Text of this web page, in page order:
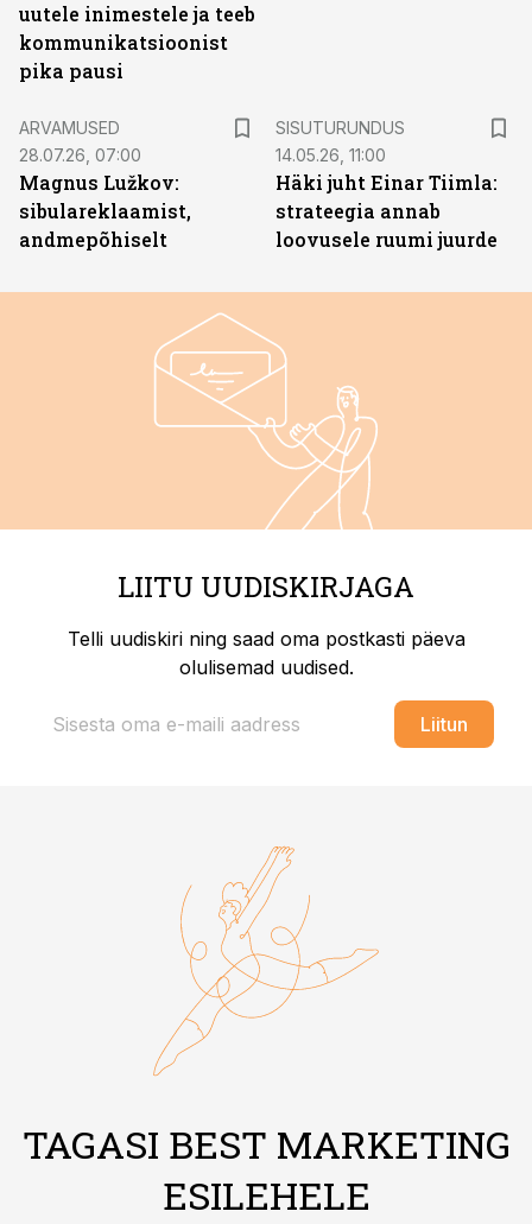
uutele inimestele ja teeb
kommunikatsioonist
pika pausi
ARVAMUSED
28.07.26, 07:00
Magnus Lužkov:
sibulareklaamist,
andmepõhiselt
SISUTURUNDUS
14.05.26, 11:00
Häki juht Einar Tiimla:
strateegia annab
loovusele ruumi juurde
LIITU UUDISKIRJAGA
Telli uudiskiri ning saad oma postkasti päeva
olulisemad uudised.
Liitun
TAGASI BEST MARKETING
ESILEHELE